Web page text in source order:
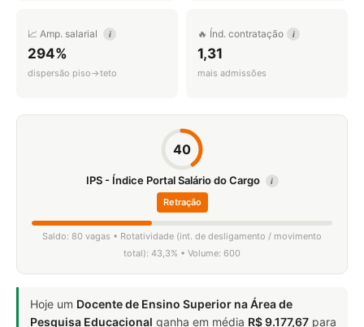
📈 Amp. salarial i
294%
dispersão piso→teto
🔥 Índ. contratação i
1,31
mais admissões
40
IPS - Índice Portal Salário do Cargo i
Retração
Saldo: 80 vagas • Rotatividade (int. de desligamento / movimento
total): 43,3% • Volume: 600
Hoje um Docente de Ensino Superior na Área de
Pesquisa Educacional ganha em média R$ 9.177,67 para